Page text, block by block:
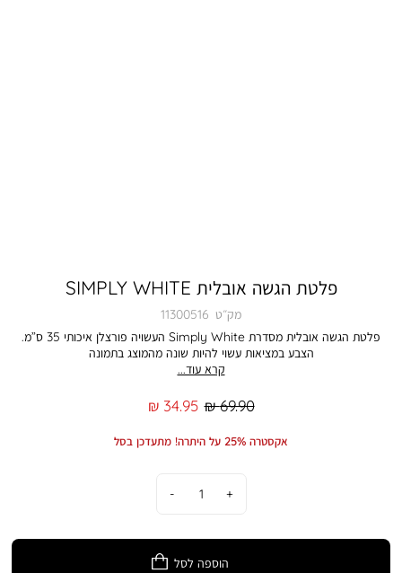
פלטת הגשה אובלית SIMPLY WHITE
מק״ט 11300516
פלטת הגשה אובלית מסדרת Simply White העשויה פורצלן איכותי 35 ס”מ.
הצבע במציאות עשוי להיות שונה מהמוצג בתמונה
קרא עוד...
מחיר
34.95 ₪
מחיר
69.90 ₪
אקסטרה 25% על היתרה! מתעדכן בסל
הוספה לסל